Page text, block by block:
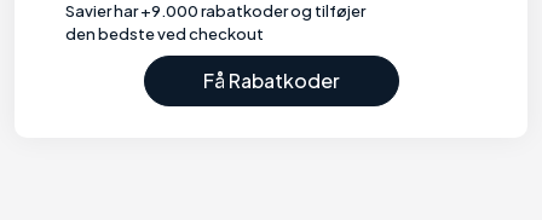
Savier har +9.000 rabatkoder og tilføjer
den bedste ved checkout
Få Rabatkoder